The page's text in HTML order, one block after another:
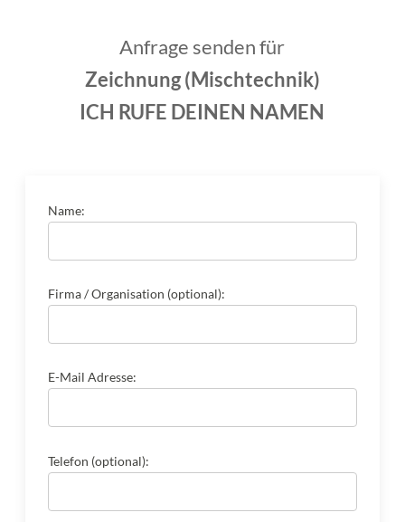
Anfrage senden für
Zeichnung (Mischtechnik)
ICH RUFE DEINEN NAMEN
Name:
Firma / Organisation (optional):
E-Mail Adresse:
Telefon (optional):